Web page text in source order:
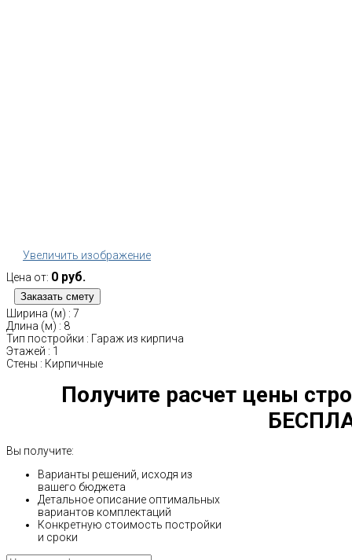
Увеличить изображение
Цена от: 0 руб.
Ширина (м) : 7
Длина (м) : 8
Тип постройки : Гараж из кирпича
Этажей : 1
Стены : Кирпичные
Получите расчет цены
Вы получите:
Варианты решений, исходя из
вашего бюджета
Детальное описание оптимальных
вариантов комплектаций
Конкретную стоимость постройки
и сроки